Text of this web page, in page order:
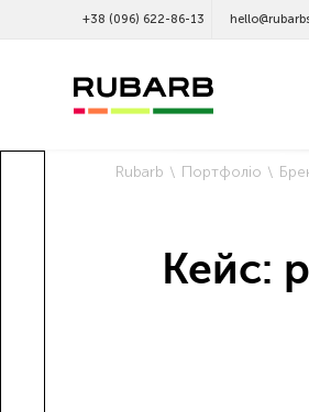
+38 (096) 622-86-13
Rubarb Портфоліо
Кейс: